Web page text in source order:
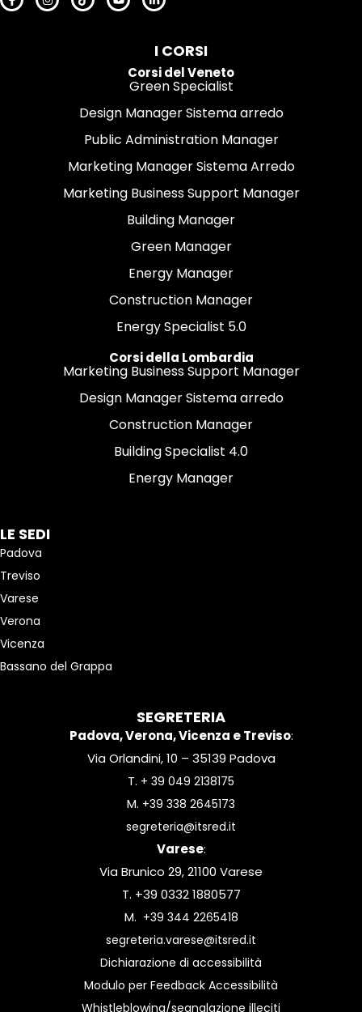
I CORSI
Corsi del Veneto
Green Specialist
Design Manager Sistema arredo
Public Administration Manager
Marketing Manager Sistema Arredo
Marketing Business Support Manager
Building Manager
Green Manager
Energy Manager
Construction Manager
Energy Specialist 5.0
Corsi della Lombardia
Marketing Business Support Manager
Design Manager Sistema arredo
Construction Manager
Building Specialist 4.0
Energy Manager
LE SEDI
Padova
Treviso
Varese
Verona
Vicenza
Bassano del Grappa
SEGRETERIA
Padova, Verona, Vicenza e Treviso:
Via Orlandini, 10 – 35139 Padova
T. + 39 049 2138175
M. +39 338 2645173
segreteria@itsred.it
Varese:
Via Brunico 29, 21100 Varese
T. +39 0332 1880577
M. +39 344 2265418
segreteria.varese@itsred.it
Dichiarazione di accessibilità
Modulo per Feedback Accessibilità
Whistleblowing/segnalazione illeciti